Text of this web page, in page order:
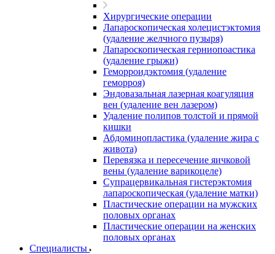
Хирургические операции
Лапароскопическая холецистэктомия
(удаление желчного пузыря)
Лапароскопическая герниопоастика
(удаление грыжи)
Геморроидэктомия (удаление
геморроя)
Эндовазальная лазерная коагуляция
вен (удаление вен лазером)
Удаление полипов толстой и прямой
кишки
Абдоминопластика (удаление жира с
живота)
Перевязка и пересечение яичковой
вены (удаление варикоцеле)
Супрацервикальная гистерэктомия
лапароскопическая (удаление матки)
Пластические операции на мужских
половых органах
Пластические операции на женских
половых органах
Специалисты